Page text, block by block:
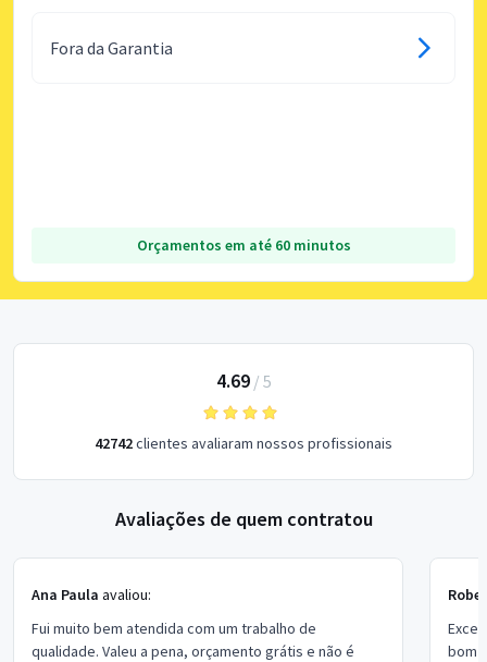
Fora da Garantia
Orçamentos em até 60 minutos
4.69/ 5
42742clientes avaliaram nossos profissionais
Avaliações de quem contratou
Ana Paula avaliou:
Fui muito bem atendida com um trabalho de
qualidade. Valeu a pena, orçamento grátis e não é
bom